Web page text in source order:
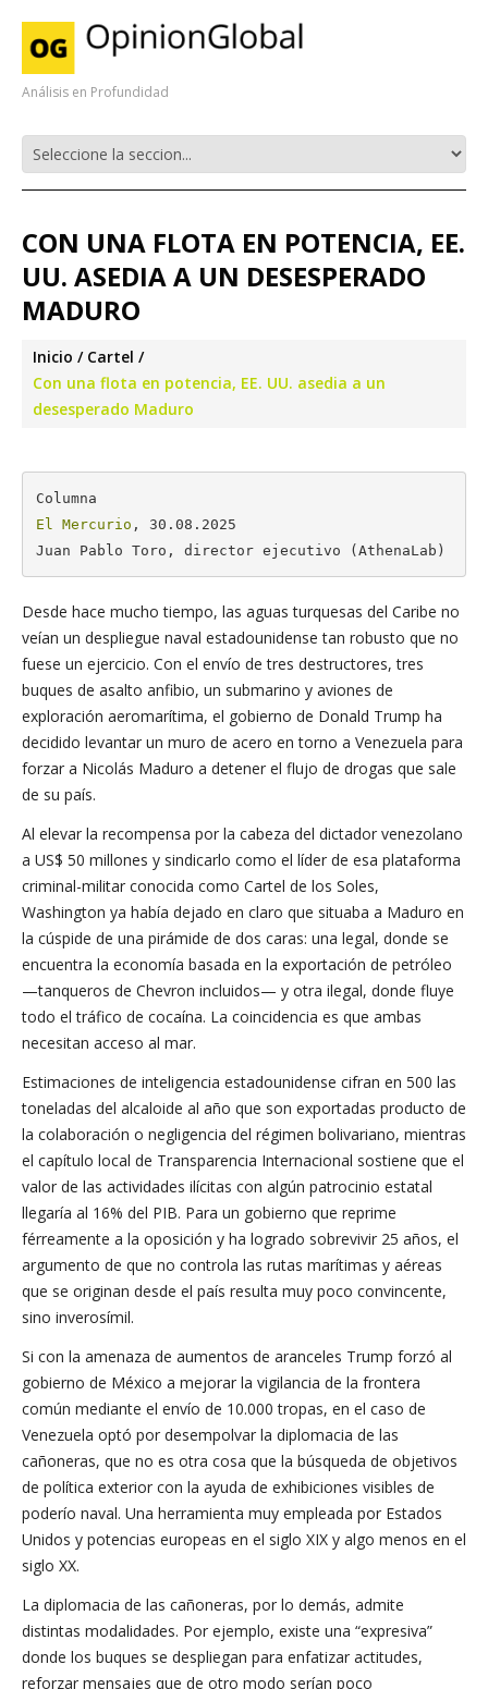
Análisis en Profundidad
CON UNA FLOTA EN POTENCIA, EE.
UU. ASEDIA A UN DESESPERADO
MADURO
Inicio
Cartel
Con una flota en potencia, EE. UU. asedia a un
desesperado Maduro
El Mercurio , 30.08.2025
Juan Pablo Toro, director ejecutivo (AthenaLab)
Desde hace mucho tiempo, las aguas turquesas del Caribe no
veían un despliegue naval estadounidense tan robusto que no
fuese un ejercicio. Con el envío de tres destructores, tres
buques de asalto anfibio, un submarino y aviones de
exploración aeromarítima, el gobierno de Donald Trump ha
decidido levantar un muro de acero en torno a Venezuela para
forzar a Nicolás Maduro a detener el flujo de drogas que sale
de su país.
Al elevar la recompensa por la cabeza del dictador venezolano
a US$ 50 millones y sindicarlo como el líder de esa plataforma
criminal-militar conocida como Cartel de los Soles,
Washington ya había dejado en claro que situaba a Maduro en
la cúspide de una pirámide de dos caras: una legal, donde se
encuentra la economía basada en la exportación de petróleo
—tanqueros de Chevron incluidos— y otra ilegal, donde fluye
todo el tráfico de cocaína. La coincidencia es que ambas
necesitan acceso al mar.
Estimaciones de inteligencia estadounidense cifran en 500 las
toneladas del alcaloide al año que son exportadas producto de
la colaboración o negligencia del régimen bolivariano, mientras
el capítulo local de Transparencia Internacional sostiene que el
valor de las actividades ilícitas con algún patrocinio estatal
llegaría al 16% del PIB. Para un gobierno que reprime
férreamente a la oposición y ha logrado sobrevivir 25 años, el
argumento de que no controla las rutas marítimas y aéreas
que se originan desde el país resulta muy poco convincente,
sino inverosímil.
Si con la amenaza de aumentos de aranceles Trump forzó al
gobierno de México a mejorar la vigilancia de la frontera
común mediante el envío de 10.000 tropas, en el caso de
Venezuela optó por desempolvar la diplomacia de las
cañoneras, que no es otra cosa que la búsqueda de objetivos
de política exterior con la ayuda de exhibiciones visibles de
poderío naval. Una herramienta muy empleada por Estados
Unidos y potencias europeas en el siglo XIX y algo menos en el
siglo XX.
La diplomacia de las cañoneras, por lo demás, admite
distintas modalidades. Por ejemplo, existe una “expresiva”
donde los buques se despliegan para enfatizar actitudes,
reforzar mensajes que de otro modo serían poco